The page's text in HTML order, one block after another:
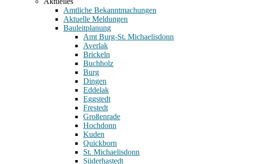
Amtliche Bekanntmachungen
Aktuelle Meldungen
Bauleitplanung
Amt Burg-St. Michaelisdonn
Averlak
Brickeln
Buchholz
Burg
Dingen
Eddelak
Eggstedt
Frestedt
Großenrade
Hochdonn
Kuden
Quickborn
St. Michaelisdonn
Süderhastedt